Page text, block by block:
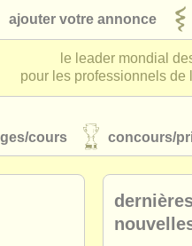
ajouter votre annonce
le leader mondial
pour les professionnels de
cours concours/